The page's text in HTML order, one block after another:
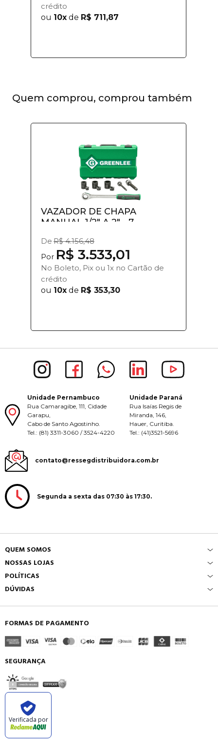
crédito
ou 10x de R$ 711,87
Quem comprou, comprou também
VAZADOR DE CHAPA
MANUAL 1/2" A 2" - 7...
De R$ 4.156,48
Por R$ 3.533,01
No Boleto, Pix ou 1x no Cartão de
crédito
ou 10x de R$ 353,30
Unidade Pernambuco
Rua Camaragibe, 111, Cidade
Garapu,
Cabo de Santo Agostinho.
Tel.: (81) 3311-3060 / 3524-4220
Unidade Paraná
Rua Isaías Regis de
Miranda, 146,
Hauer, Curitiba.
Tel.: (41)3521-5696
contato@ressegdistribuidora.com.br
Segunda a sexta das 07:30 às 17:30.
QUEM SOMOS
NOSSAS LOJAS
POLÍTICAS
DÚVIDAS
FORMAS DE PAGAMENTO
SEGURANÇA
Verificada por